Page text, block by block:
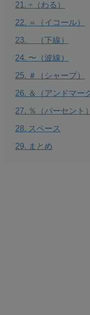
÷（わる）
＝（イコール）
＿（下線）
〜（波線）
＃（シャープ）
＆（アンドマー
％（パーセント）
スペース
まとめ